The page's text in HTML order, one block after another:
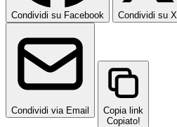
Condividi su Facebook Condividi su X
Condividi via Email
Copia link
Copiato!